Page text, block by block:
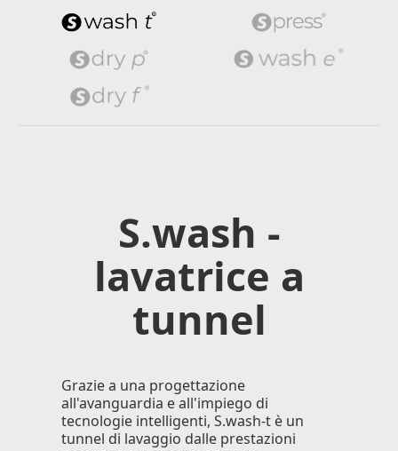
S.wash -
lavatrice a
tunnel
Grazie a una progettazione
all'avanguardia e all'impiego di
tecnologie intelligenti, S.wash-t è un
tunnel di lavaggio dalle prestazioni